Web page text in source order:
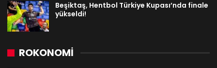
Beşiktaş, Hentbol Türkiye Kupası’nda finale
yükseldi!
ROKONOMİ